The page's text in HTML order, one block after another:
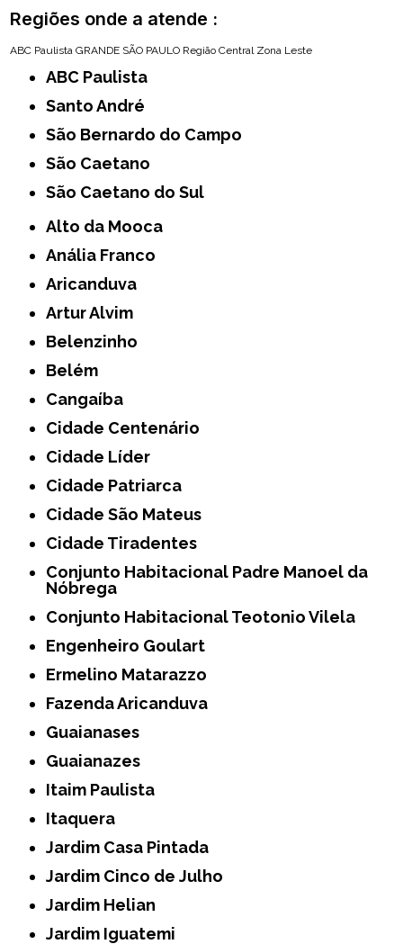
Regiões onde a atende :
ABC Paulista GRANDE SÃO PAULO Região Central Zona Leste
ABC Paulista
Santo André
São Bernardo do Campo
São Caetano
São Caetano do Sul
Alto da Mooca
Anália Franco
Aricanduva
Artur Alvim
Belenzinho
Belém
Cangaíba
Cidade Centenário
Cidade Líder
Cidade Patriarca
Cidade São Mateus
Cidade Tiradentes
Conjunto Habitacional Padre Manoel da
Nóbrega
Conjunto Habitacional Teotonio Vilela
Engenheiro Goulart
Ermelino Matarazzo
Fazenda Aricanduva
Guaianases
Guaianazes
Itaim Paulista
Itaquera
Jardim Casa Pintada
Jardim Cinco de Julho
Jardim Helian
Jardim Iguatemi